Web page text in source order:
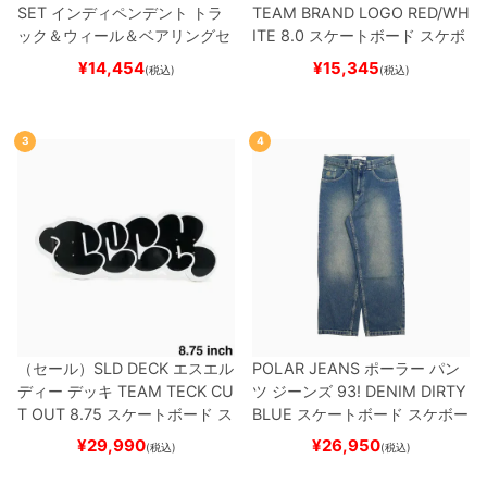
SET インディペンデント
トラ
ック＆ウィール＆ベアリングセ
（トリック用）
ード スケボー
¥14,454(税込)
TEAM BRAND LOGO RED/WH
ITE 8.0 スケートボード スケボ
¥15,345(税込)
3
（セール） SLD DECK エスエル
ディー デッキ TEAM TECK CU
T OUT 8.75 スケートボード ス
¥29,990(税込)
4
POLAR JEANS ポーラー パン
ツ ジーンズ 93! DENIM DIRTY
BLUE スケートボード スケボー
¥26,950(税込)